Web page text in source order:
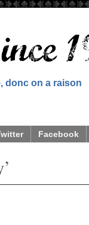
donc on a raison
Facebook